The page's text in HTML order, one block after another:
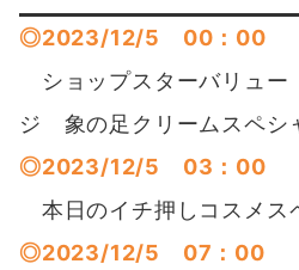
◎2023/12/5 00：00
ショップスターバリュ
ジ 象の足クリームスペシ
◎2023/12/5 03：00
本日のイチ押しコスメス
◎2023/12/5 07：00